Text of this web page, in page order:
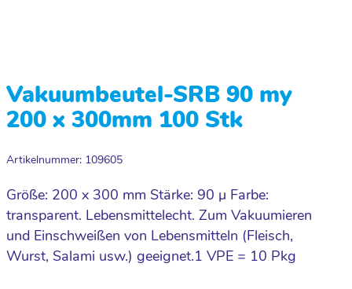
Vakuumbeutel-SRB 90 my
200 x 300mm 100 Stk
Artikelnummer: 109605
Größe: 200 x 300 mm Stärke: 90 µ Farbe:
transparent. Lebensmittelecht. Zum Vakuumieren
und Einschweißen von Lebensmitteln (Fleisch,
Wurst, Salami usw.) geeignet.1 VPE = 10 Pkg